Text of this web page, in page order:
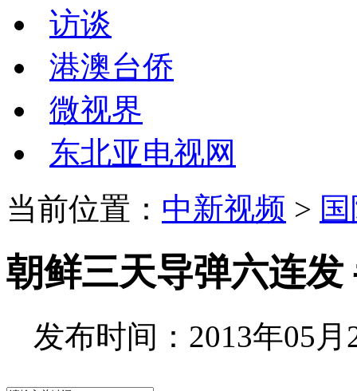
访谈
港澳台侨
微视界
东北亚电视网
当前位置： 中新视频 >
朝鲜三天导弹六连
发布时间：2013年05月